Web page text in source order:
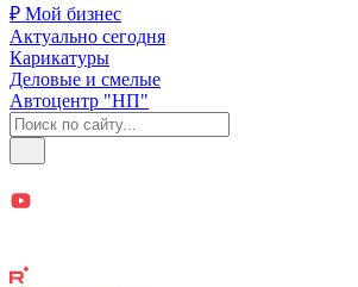
₽ Мой бизнес
Актуально сегодня
Карикатуры
Деловые и смелые
Автоцентр "НП"